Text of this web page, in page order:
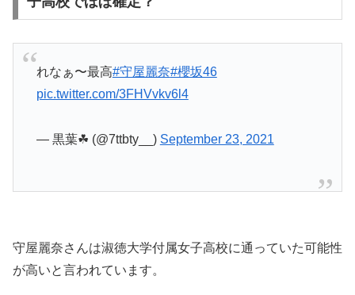
れなぁ〜最高#守屋麗奈#櫻坂46
pic.twitter.com/3FHVvkv6l4
— 黒葉☘︎︎ (@7ttbty__) September 23, 2021
守屋麗奈さんは淑徳大学付属女子高校に通っていた可能性
が高いと言われています。